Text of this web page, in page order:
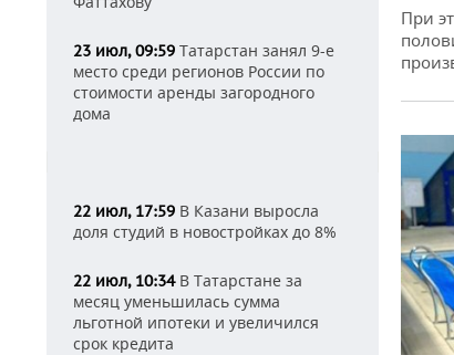
23 июл, 09:59 Татарстан занял 9-е
место среди регионов России по
стоимости аренды загородного
дома
22 июл, 17:59 В Казани выросла
доля студий в новостройках до 8%
22 июл, 10:34В Татарстане за
месяц уменьшилась сумма
льготной ипотеки и увеличился
срок кредита
При